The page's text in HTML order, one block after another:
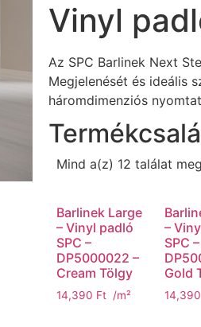
Vinyl
Az SPC Barlinek Next
Megjelenését és ideális
háromdimenziós
Mind a(z) 12 találat
Barlinek Large
– Vinyl padló
SPC –
DP5000022 –
Cream Tölgy
14,390 Ft /m²
–
SPC –
Gold
14,390